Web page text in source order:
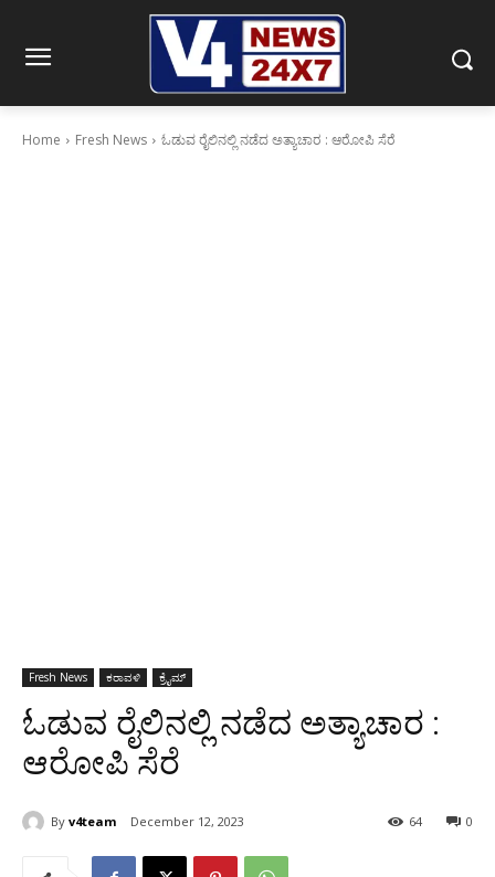
Home Fresh News ಓಡುವ ರೈಲಿನಲ್ಲಿ ನಡೆದ ಅತ್ಯಾಚಾರ : ಆರೋಪಿ ಸೆರೆ
Fresh News ಕರಾವಳಿ ಕ್ರೈಮ್
ಓಡುವ ರೈಲಿನಲ್ಲಿ ನಡೆದ ಅತ್ಯಾಚಾರ :
ಆರೋಪಿ ಸೆರೆ
By v4team December 12, 2023 0
64